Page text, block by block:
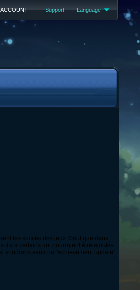
Support | Language
les succès des jeux. Sauf que dans
il y a certains qui pourraient être ajoutés
voudrons avoir un "achievement update"